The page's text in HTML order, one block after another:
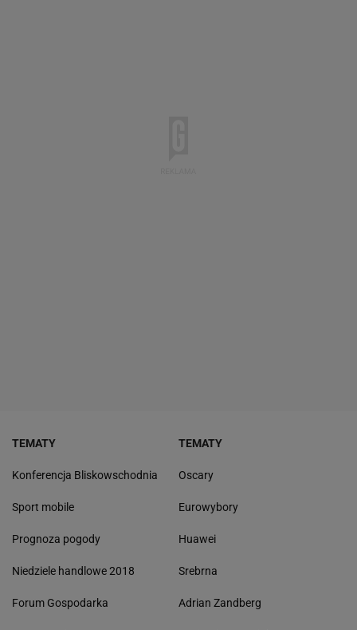
TEMATY
Konferencja Bliskowschodnia
Sport mobile
Prognoza pogody
Niedziele handlowe 2018
Forum Gospodarka
TEMATY
Oscary
Eurowybory
Huawei
Srebrna
Adrian Zandberg